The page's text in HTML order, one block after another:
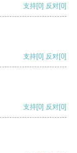
支持[0] 反对[0]
支持[0] 反对[0]
支持[0] 反对[0]